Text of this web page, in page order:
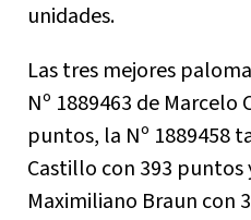
unidades.
Las tres mejores
Nº 1889463 de Marcelo
puntos, la Nº 1889458
Castillo con 393 puntos
Maximiliano Braun con